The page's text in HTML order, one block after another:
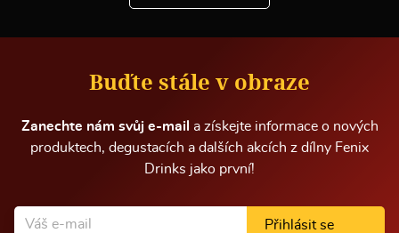
n
o
m
a
Buďte stále v obraze
Zanechte nám svůj e-mail
a získejte informace o nových
produktech, degustacích a dalších akcích z dílny Fenix
Drinks jako první!
Přihlásit se